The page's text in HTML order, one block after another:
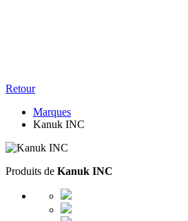
Retour
Marques
Kanuk INC
Produits de Kanuk INC